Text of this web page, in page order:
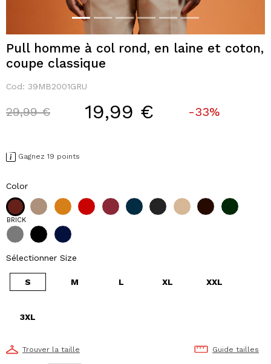
Pull homme à col rond, en laine et coton,
coupe classique
Cod: 39MB2001GRU
Price reduced from
29,99 €to 19,99 € -33%
Gagnez 19 points
Color
BRICK
Sélectionner Size
S M L XL XXL
3XL
Trouver la taille Guide tailles